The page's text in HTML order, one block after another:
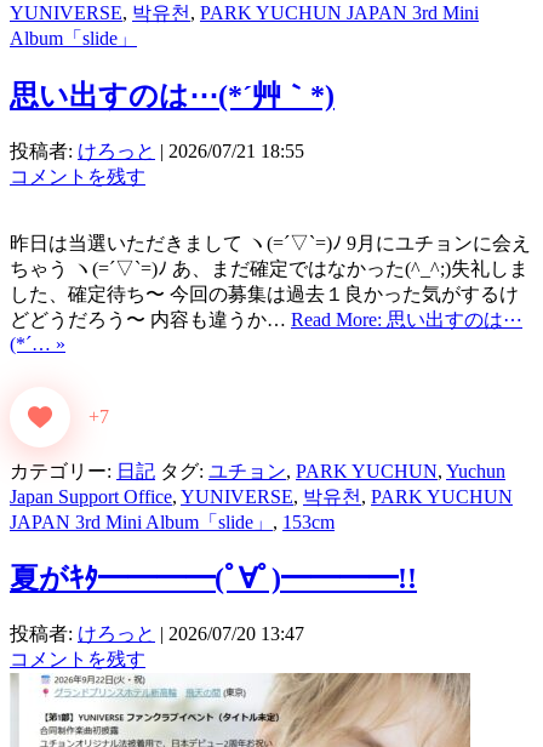
YUNIVERSE, 박유천 , PARK YUCHUN JAPAN 3rd Mini
Album「slide」
思い出すのは⋯(*´艸｀*)
投稿者: けろっと | 2026/07/21 18:55
コメントを残す
昨日は当選いただきまして ヽ(=´▽`=)ﾉ 9月にユチョンに会え
ちゃう ヽ(=´▽`=)ﾉ あ、まだ確定ではなかった(^_^;)失礼しま
した、確定待ち〜 今回の募集は過去１良かった気がするけ
どどうだろう〜 内容も違うか… Read More: 思い出すのは⋯
(*´… »
+7
カテゴリー: 日記 タグ: ユチョン, PARK YUCHUN, Yuchun
Japan Support Office, YUNIVERSE, 박유천 , PARK YUCHUN
JAPAN 3rd Mini Album「slide」 , 153cm
夏がｷﾀ━━━━(ﾟ∀ﾟ)━━━━!!
投稿者: けろっと | 2026/07/20 13:47
コメントを残す